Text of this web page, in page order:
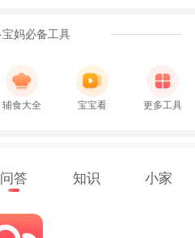
妈必备工具
辅食大全 宝宝看 更多工具
问答 知识 小家